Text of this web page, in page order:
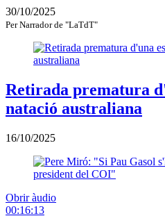
30/10/2025
PerNarrador de "LaTdT"
Retirada prematura
natació australiana
16/10/2025
Obrir àudio
00:16:13